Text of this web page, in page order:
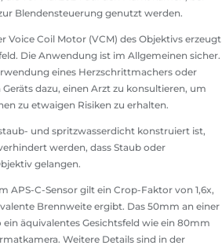
Blendensteuerung genutzt werden.
Voice Coil Motor (VCM) des Objektivs erzeugt
Die Anwendung ist im Allgemeinen sicher.
eines Herzschrittmachers oder
dazu, einen Arzt zu konsultieren, um
zu etwaigen Risiken zu erhalten.
und spritzwasserdicht konstruiert ist,
werden, dass Staub oder
gelangen.
APS-C-Sensor gilt ein Crop-Faktor von 1,6x,
Brennweite ergibt. Das 50mm an einer
ein äquivalentes Gesichtsfeld wie ein 80mm
Weitere Details sind in der